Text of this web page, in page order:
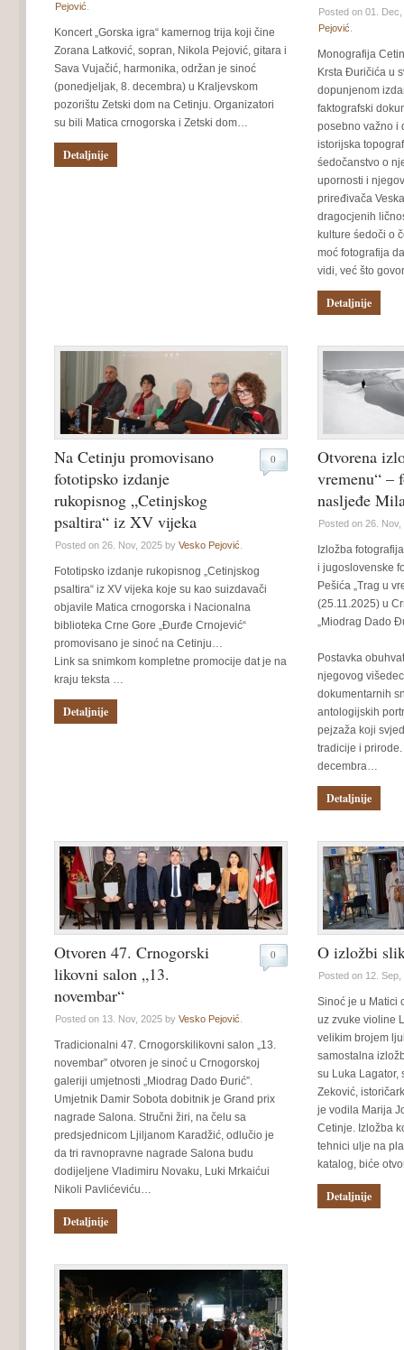
Pejović
Koncert „Gorska igra“ kamernog trija koji čine
Zorana Latković, sopran, Nikola Pejović, gitara i
Sava Vujačić, harmonika, održan je sinoć
(ponedjeljak, 8. decembra) u Kraljevskom
pozorištu Zetski dom na Cetinju. Organizatori
su bili Matica crnogorska i Zetski dom…
Detaljnije
Posted on 01.
Pejović
Monografija
Krsta Đuričića u
dopunjenom
faktografski
posebno važno i
istorijska
śedočanstvo o
upornosti i
priređivača
dragocjenih
kulture śedoči o
moć fotografija
vidi, već što
Detaljnije
Na Cetinju promovisano
fototipsko izdanje
rukopisnog „Cetinjskog
psaltira“ iz XV vijeka
Posted on 26. Nov, 2025 by Vesko Pejović
0
Fototipsko izdanje rukopisnog „Cetinjskog
psaltira“ iz XV vijeka koje su kao suizdavači
objavile Matica crnogorska i Nacionalna
biblioteka Crne Gore „Đurđe Crnojević“
promovisano je sinoć na Cetinju…
Link sa snimkom kompletne promocije dat je na
kraju teksta …
Detaljnije
Otvorena
vremenu“ –
nasljeđe
Posted on 26.
Izložba
i jugoslovenske
Pešića „Trag u
(25.11.2025) u
„Miodrag Dado
Postavka
njegovog
dokumentarnih
antologijskih
pejzaža koji
tradicije i
decembra…
Detaljnije
Otvoren 47. Crnogorski
likovni salon „13.
novembar“
Posted on 13. Nov, 2025 by Vesko Pejović
0
Tradicionalni 47. Crnogorskilikovni salon „13.
novembar” otvoren je sinoć u Crnogorskoj
galeriji umjetnosti „Miodrag Dado Đurić”.
Umjetnik Damir Sobota dobitnik je Grand prix
nagrade Salona. Stručni žiri, na čelu sa
predsjednicom Ljiljanom Karadžić, odlučio je
da tri ravnopravne nagrade Salona budu
dodijeljene Vladimiru Novaku, Luki Mrkaićui
Nikoli Pavlićeviću…
Detaljnije
O izložbi
Posted on 12.
Sinoć je u Matici
uz zvuke violine
velikim brojem
samostalna
su Luka Lagator,
Zeković,
je vodila Marija
Cetinje. Izložba
tehnici ulje na
katalog, biće
Detaljnije